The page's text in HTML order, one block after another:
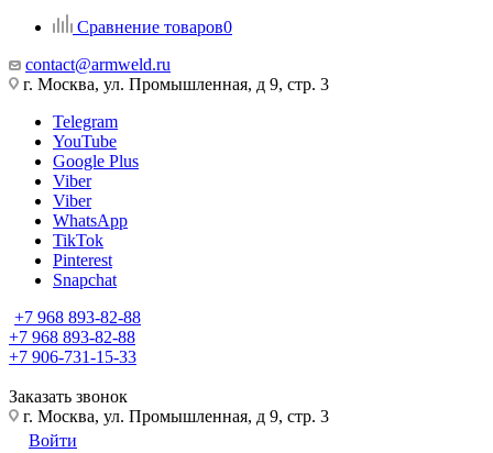
Сравнение товаров0
contact@armweld.ru
г. Москва, ул. Промышленная, д 9, стр. 3
Telegram
YouTube
Google Plus
Viber
Viber
WhatsApp
TikTok
Pinterest
Snapchat
+7 968 893-82-88
+7 968 893-82-88
+7 906-731-15-33
Заказать звонок
г. Москва, ул. Промышленная, д 9, стр. 3
Войти